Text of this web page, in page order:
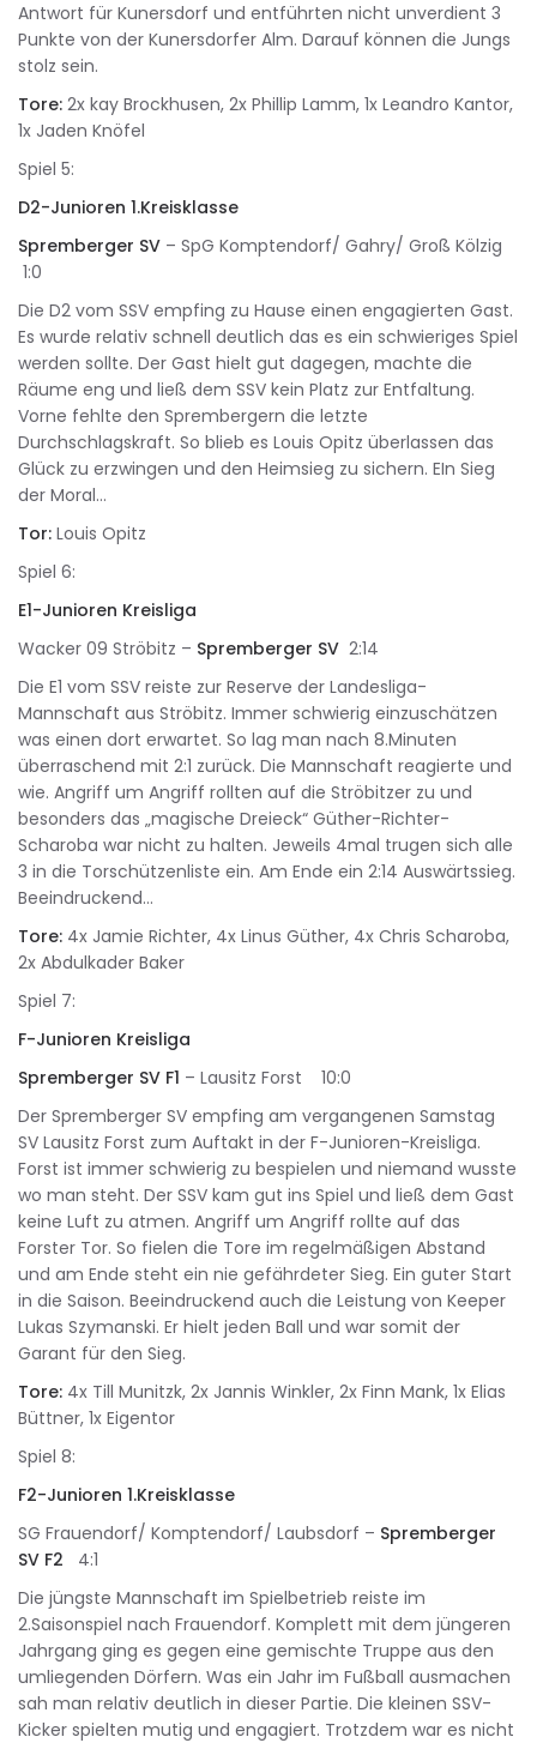
Antwort für Kunersdorf und entführten nicht unverdient 3
Punkte von der Kunersdorfer Alm. Darauf können die Jungs
stolz sein.
Tore: 2x kay Brockhusen, 2x Phillip Lamm, 1x Leandro Kantor,
1x Jaden Knöfel
Spiel 5:
D2-Junioren 1.Kreisklasse
Spremberger SV – SpG Komptendorf/ Gahry/ Groß Kölzig
1:0
Die D2 vom SSV empfing zu Hause einen engagierten Gast.
Es wurde relativ schnell deutlich das es ein schwieriges Spiel
werden sollte. Der Gast hielt gut dagegen, machte die
Räume eng und ließ dem SSV kein Platz zur Entfaltung.
Vorne fehlte den Sprembergern die letzte
Durchschlagskraft. So blieb es Louis Opitz überlassen das
Glück zu erzwingen und den Heimsieg zu sichern. EIn Sieg
der Moral…
Tor: Louis Opitz
Spiel 6:
E1-Junioren Kreisliga
Wacker 09 Ströbitz – Spremberger SV 2:14
Die E1 vom SSV reiste zur Reserve der Landesliga-
Mannschaft aus Ströbitz. Immer schwierig einzuschätzen
was einen dort erwartet. So lag man nach 8.Minuten
überraschend mit 2:1 zurück. Die Mannschaft reagierte und
wie. Angriff um Angriff rollten auf die Ströbitzer zu und
besonders das „magische Dreieck“ Güther-Richter-
Scharoba war nicht zu halten. Jeweils 4mal trugen sich alle
3 in die Torschützenliste ein. Am Ende ein 2:14 Auswärtssieg.
Beeindruckend…
Tore: 4x Jamie Richter, 4x Linus Güther, 4x Chris Scharoba,
2x Abdulkader Baker
Spiel 7:
F-Junioren Kreisliga
Spremberger SV F1 – Lausitz Forst 10:0
Der Spremberger SV empfing am vergangenen Samstag
SV Lausitz Forst zum Auftakt in der F-Junioren-Kreisliga.
Forst ist immer schwierig zu bespielen und niemand wusste
wo man steht. Der SSV kam gut ins Spiel und ließ dem Gast
keine Luft zu atmen. Angriff um Angriff rollte auf das
Forster Tor. So fielen die Tore im regelmäßigen Abstand
und am Ende steht ein nie gefährdeter Sieg. Ein guter Start
in die Saison. Beeindruckend auch die Leistung von Keeper
Lukas Szymanski. Er hielt jeden Ball und war somit der
Garant für den Sieg.
Tore: 4x Till Munitzk, 2x Jannis Winkler, 2x Finn Mank, 1x Elias
Büttner, 1x Eigentor
Spiel 8:
F2-Junioren 1.Kreisklasse
SG Frauendorf/ Komptendorf/ Laubsdorf – Spremberger
SV F2 4:1
Die jüngste Mannschaft im Spielbetrieb reiste im
2.Saisonspiel nach Frauendorf. Komplett mit dem jüngeren
Jahrgang ging es gegen eine gemischte Truppe aus den
umliegenden Dörfern. Was ein Jahr im Fußball ausmachen
sah man relativ deutlich in dieser Partie. Die kleinen SSV-
Kicker spielten mutig und engagiert. Trotzdem war es nicht